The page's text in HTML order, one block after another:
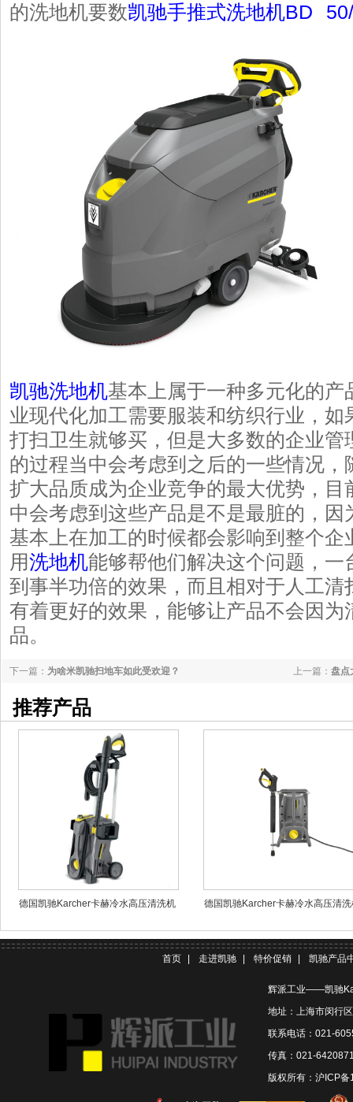
的洗地机要数凯驰手推式洗地机BD
凯驰洗地机基本上属于一种多元化的
业现代化加工需要服装和纺织行业，
打扫卫生就够买，但是大多数的企业管
的过程当中会考虑到之后的一些情况
扩大品质成为企业竞争的最大优势，目
中会考虑到这些产品是不是最脏的，
基本上在加工的时候都会影响到整个企
用洗地机能够帮他们解决这个问题，一
到事半功倍的效果，而且相对于人工清
有着更好的效果，能够让产品不会因为
品。
上一篇： 盘点
下一篇： 为啥米凯驰扫地车如此受欢迎？
推荐产品
德国凯驰Karcher卡赫冷水高压清洗机
德国凯驰Karcher卡赫冷水高压清洗
首页 走进凯驰 特价促销 凯驰产品
辉派工业——凯驰
地址：上海市闵行
联系电话：021-
传真：021-
版权所有： 沪ICP备